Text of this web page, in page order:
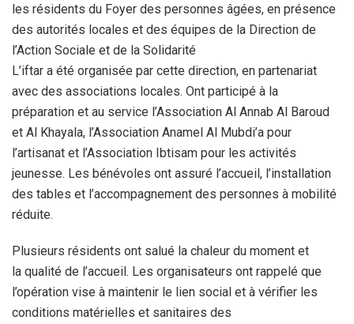
les résidents du Foyer des personnes âgées, en présence
des autorités locales et des équipes de la Direction de
l’Action Sociale et de la Solidarité
L’iftar a été organisée par cette direction, en partenariat
avec des associations locales. Ont participé à la
préparation et au service l’Association Al Annab Al Baroud
et Al Khayala, l’Association Anamel Al Mubdi’a pour
l’artisanat et l’Association Ibtisam pour les activités
jeunesse. Les bénévoles ont assuré l’accueil, l’installation
des tables et l’accompagnement des personnes à mobilité
réduite.
Plusieurs résidents ont salué la chaleur du moment et
la qualité de l’accueil. Les organisateurs ont rappelé que
l’opération vise à maintenir le lien social et à vérifier les
conditions matérielles et sanitaires des